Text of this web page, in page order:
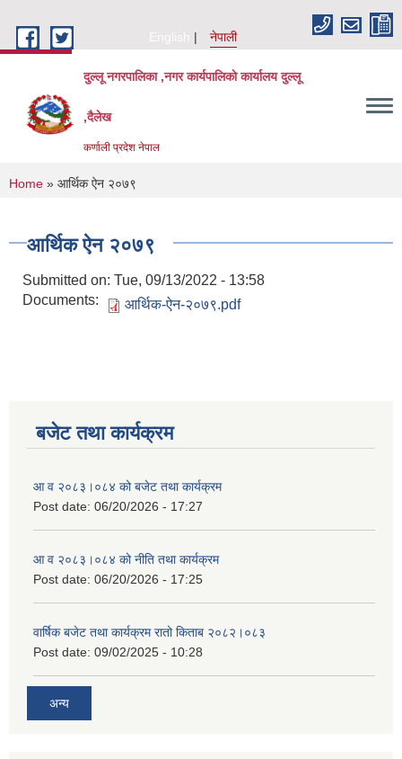
English
नेपाली
दुल्लू नगरपालिका ,नगर कार्यपालिकाे कार्यालय दुल्लू
,दैलेख
कर्णाली प्रदेश नेपाल
You are here
Home » आर्थिक ऐन २०७९
आर्थिक ऐन २०७९
Submitted on: Tue, 09/13/2022 - 13:58
Documents:
आर्थिक-ऐन-२०७९.pdf
बजेट तथा कार्यक्रम
आ व २०८३।०८४ को बजेट तथा कार्यक्रम
Post date: 06/20/2026 - 17:27
आ व २०८३।०८४ को नीति तथा कार्यक्रम
Post date: 06/20/2026 - 17:25
वार्षिक बजेट तथा कार्यक्रम रातो किताब २०८२।०८३
Post date: 09/02/2025 - 10:28
अन्य